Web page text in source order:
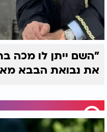
טלפון *
הפרטיות
"השם ייתן לו מכה
את נבואת הבבא